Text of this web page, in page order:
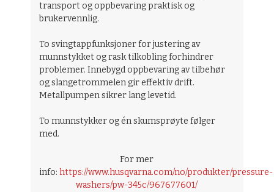
transport og oppbevaring praktisk og
brukervennlig.
To svingtappfunksjoner for justering av
munnstykket og rask tilkobling forhindrer
problemer.Innebygd oppbevaring av tilbehør
og slangetrommelen gir effektiv drift.
Metallpumpen sikrer lang levetid.
To munnstykker og én skumsprøyte følger
med.
For mer
info:https://www.husqvarna.com/no/produkter/pressure-
washers/pw-345c/967677601/